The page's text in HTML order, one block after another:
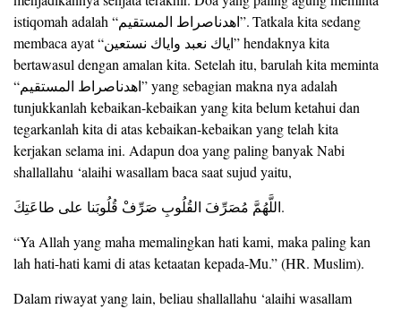
istiqomah adalah “اهدناصراط المستقيم”. Tatkala kita sedang
membaca ayat “اياك نعبد واياك نستعين” hendaknya kita
bertawasul dengan amalan kita. Setelah itu, barulah kita meminta
“اهدناصراط المستقيم” yang sebagian makna nya adalah
tunjukkanlah kebaikan-kebaikan yang kita belum ketahui dan
tegarkanlah kita di atas kebaikan-kebaikan yang telah kita
kerjakan selama ini. Adapun doa yang paling banyak Nabi
shallallahu ‘alaihi wasallam baca saat sujud yaitu,
اللَّهُمَّ مُصَرِّفَ القُلُوبِ صَرِّفْ قُلُوبَنا على طاعَتِكَ.
“Ya Allah yang maha memalingkan hati kami, maka paling kan
lah hati-hati kami di atas ketaatan kepada-Mu.” (HR. Muslim).
Dalam riwayat yang lain, beliau shallallahu ‘alaihi wasallam